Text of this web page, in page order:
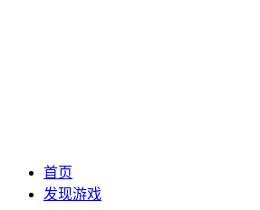
首页
发现游戏